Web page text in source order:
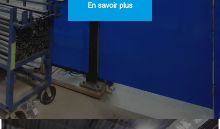
En savoir plus